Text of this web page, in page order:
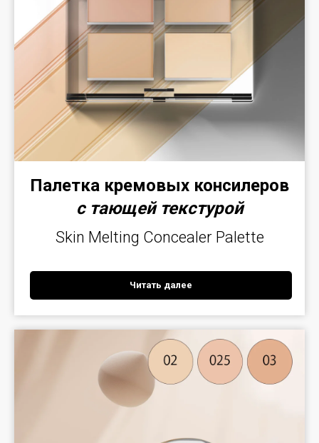
Палетка кремовых консилеров
с тающей текстурой
Skin Melting Concealer Palette
Читать далее